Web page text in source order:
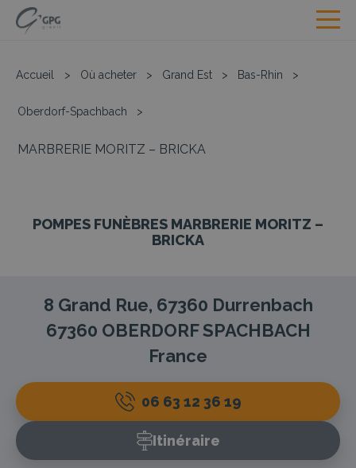
Accueil > Où acheter > Grand Est > Bas-Rhin >
Oberdorf-Spachbach >
MARBRERIE MORITZ – BRICKA
POMPES FUNÈBRES MARBRERIE MORITZ –
BRICKA
8 Grand Rue, 67360 Durrenbach
67360 OBERDORF SPACHBACH
France
06 63 12 36 19
Itinéraire